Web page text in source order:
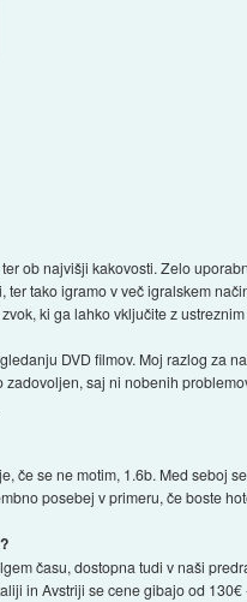
ob najvišji kakovosti. Zelo
ter tako igramo v več igralskem
ki ga lahko vključite z
DVD filmov. Moj razlog za
saj ni nobenih
če se ne motim, 1.6b. Med seboj
posebej v primeru, če boste
času, dostopna tudi v naši
in Avstriji se cene gibajo od